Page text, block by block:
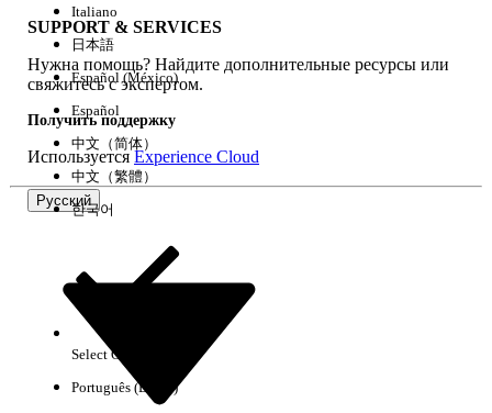
Очистить все Готово
Результаты отсутствуют
SUPPORT & SERVICES
Нужна помощь? Найдите дополнительные ресурсы или
свяжитесь с экспертом.
Получить поддержку
ИспользуетсяExperience Cloud
Русский
Italiano
日本語
Español (México)
Español
中文（简体）
中文（繁體）
한국어
Select Org
Português (Brasil)